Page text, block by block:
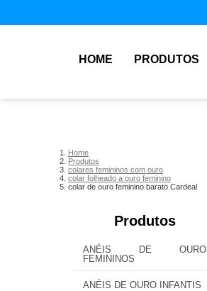
HOME PRODUTOS
Home
Produtos
colares femininos com ouro
colar folheado a ouro feminino
colar de ouro feminino barato Cardeal
Produtos
ANÉIS DE OURO
FEMININOS
ANÉIS DE OURO INFANTIS